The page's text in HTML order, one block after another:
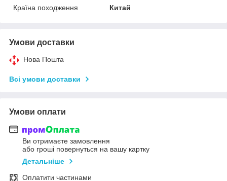
Країна походження Китай
Умови доставки
Нова Пошта
Всі умови доставки
Умови оплати
Ви отримаєте замовлення
або гроші повернуться на вашу картку
Детальніше
Оплатити частинами